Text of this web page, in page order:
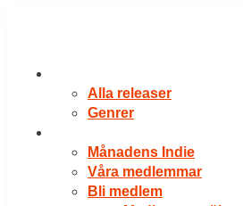
Alla releaser
Genrer
Månadens Indie
Våra medlemmar
Bli medlem